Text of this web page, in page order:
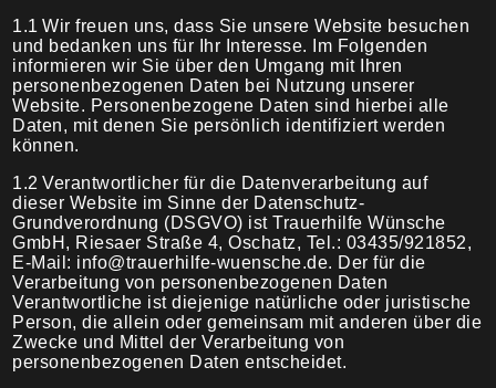
Bestattung
Abschied
Trauerfeier
Trauermahl
Kontakt
Soforthilfe
1.1 Wir freuen uns, dass Sie unsere Website besuchen
und bedanken uns für Ihr Interesse. Im Folgenden
informieren wir Sie über den Umgang mit Ihren
personenbezogenen Daten bei Nutzung unserer
Website. Personenbezogene Daten sind hierbei alle
Daten, mit denen Sie persönlich identifiziert werden
können.
1.2 Verantwortlicher für die Datenverarbeitung auf
dieser Website im Sinne der Datenschutz-
Grundverordnung (DSGVO) ist Trauerhilfe Wünsche
GmbH, Riesaer Straße 4, Oschatz, Tel.: 03435/921852,
E-Mail: info@trauerhilfe-wuensche.de. Der für die
Verarbeitung von personenbezogenen Daten
Verantwortliche ist diejenige natürliche oder juristische
Person, die allein oder gemeinsam mit anderen über die
Zwecke und Mittel der Verarbeitung von
personenbezogenen Daten entscheidet.